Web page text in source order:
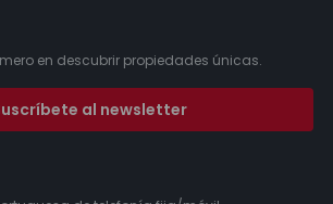
en descubrir propiedades únicas.
al newsletter